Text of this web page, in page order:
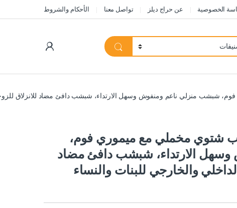
الخصوصية عن حراج ديلز تواصل معنا الأحكام والشروط
منزلي ناعم ومنفوش وسهل الارتداء، شبشب دافئ مضاد للانزلاق للزوجين
شتوي مخملي مع ميموري فوم،
الارتداء، شبشب دافئ مضاد
والخارجي للبنات والنساء